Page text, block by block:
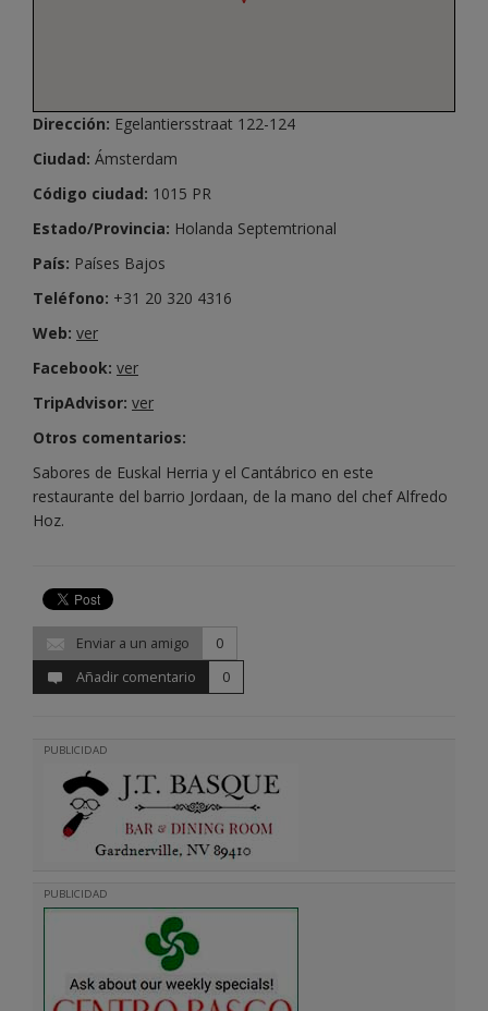
Dirección: Egelantiersstraat 122-124
Ciudad: Ámsterdam
Código ciudad: 1015 PR
Estado/Provincia: Holanda Septemtrional
País: Países Bajos
Teléfono: +31 20 320 4316
Web: ver
Facebook: ver
TripAdvisor: ver
Otros comentarios:
Sabores de Euskal Herria y el Cantábrico en este
restaurante del barrio Jordaan, de la mano del chef Alfredo
Hoz.
Enviar a un amigo
0
Añadir comentario
0
PUBLICIDAD
PUBLICIDAD